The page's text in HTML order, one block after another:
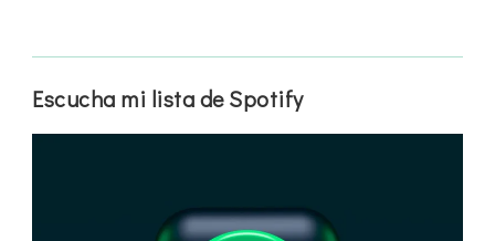
Escucha mi lista de Spotify